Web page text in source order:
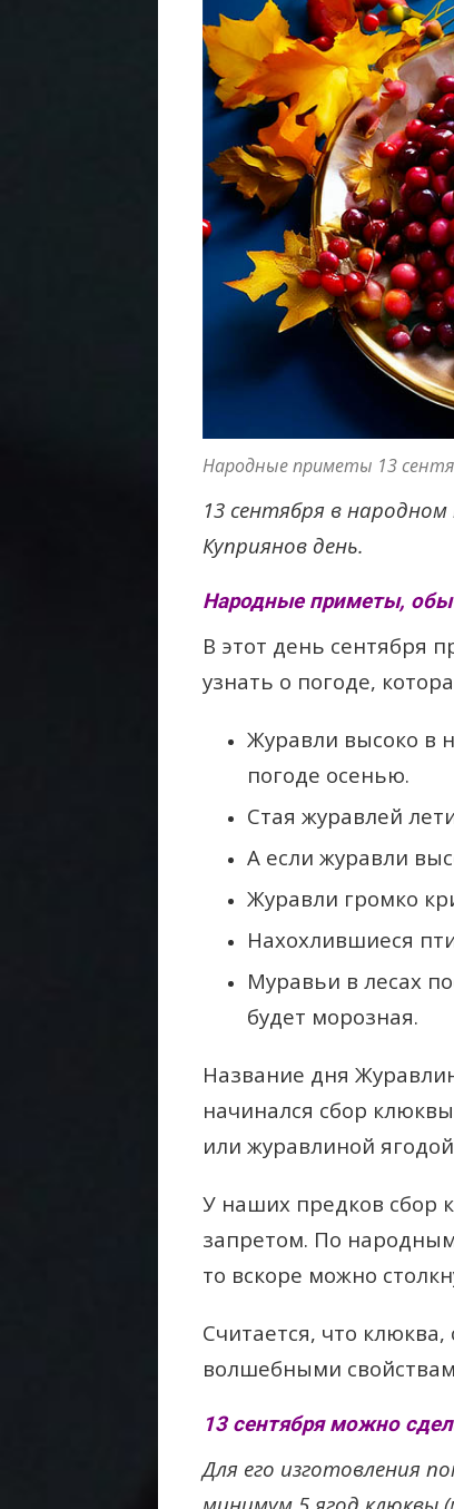
Народные приметы 13
13 сентября в
Куприянов день.
Народные приметы,
В этот день сентября
узнать о погоде,
Журавли высоко в
погоде осенью.
Стая журавлей
А если журавли
Журавли громко
Нахохлившиеся
Муравьи в лесах
будет морозная.
Название дня
начинался сбор
или журавлиной
У наших предков сбор
запретом. По
то вскоре можно
Считается, что
волшебными
13 сентября можно
Для его изготовления